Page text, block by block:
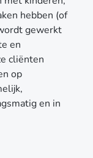
hebben (of
gewerkt
en
cliënten
op
en in